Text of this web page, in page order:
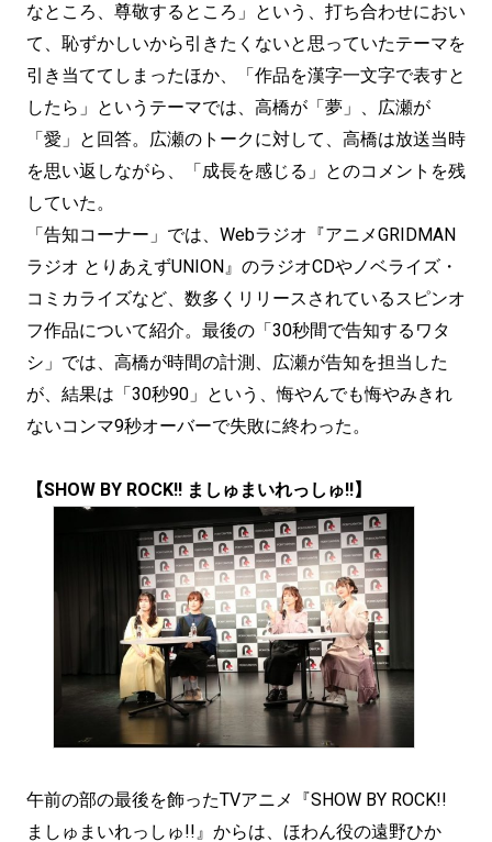
なところ、尊敬するところ」という、打ち合わせにおい
て、恥ずかしいから引きたくないと思っていたテーマを
引き当ててしまったほか、「作品を漢字一文字で表すと
したら」というテーマでは、高橋が「夢」、広瀬が
「愛」と回答。広瀬のトークに対して、高橋は放送当時
を思い返しながら、「成長を感じる」とのコメントを残
していた。
「告知コーナー」では、Webラジオ『アニメGRIDMAN
ラジオ とりあえずUNION』のラジオCDやノベライズ・
コミカライズなど、数多くリリースされているスピンオ
フ作品について紹介。最後の「30秒間で告知するワタ
シ」では、高橋が時間の計測、広瀬が告知を担当した
が、結果は「30秒90」という、悔やんでも悔やみきれ
ないコンマ9秒オーバーで失敗に終わった。
【SHOW BY ROCK!! ましゅまいれっしゅ!!】
午前の部の最後を飾ったTVアニメ『SHOW BY ROCK!!
ましゅまいれっしゅ!!』からは、ほわん役の遠野ひか